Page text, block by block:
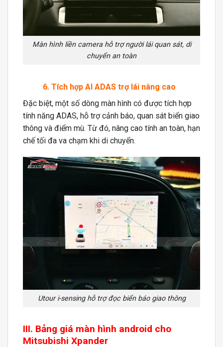
Màn hình liền camera hỗ trợ người lái quan sát, di
chuyển an toàn
6. Tích hợp AI ADAS trợ lái nâng cao
Đặc biệt, một số dòng màn hình có được tích hợp
tính năng ADAS, hỗ trợ cảnh báo, quan sát biển giao
thông và điểm mù. Từ đó, nâng cao tính an toàn, hạn
chế tối đa va chạm khi di chuyển.
Utour i-sensing hỗ trợ đọc biển báo giao thông
III. Bảng giá màn hình android cho
Mitsubishi Xpander